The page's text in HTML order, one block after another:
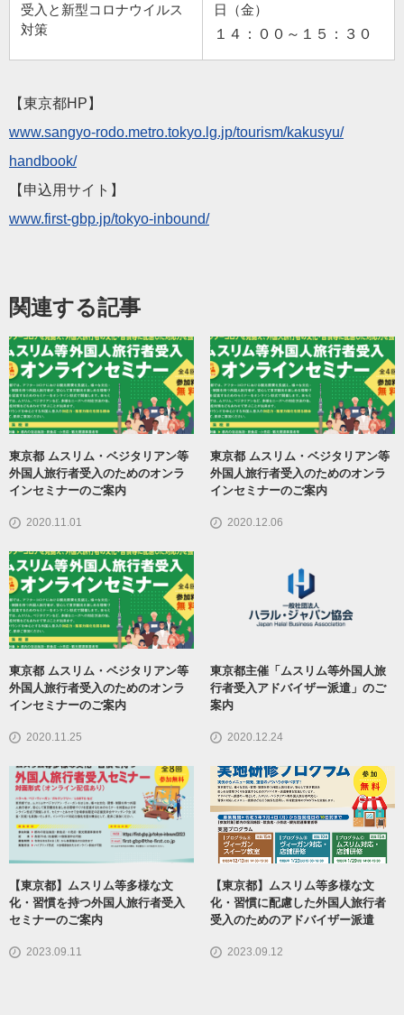
受入と新型コロナウイルス
対策
日（金）
１４：００～１５：３０
【東京都HP】
www.sangyo-rodo.metro.tokyo.lg.jp/tourism/kakusyu/
handbook/
【申込用サイト】
www.first-gbp.jp/tokyo-inbound/
関連する記事
東京都 ムスリム・ベジタリアン等
外国人旅行者受入のためのオンラ
インセミナーのご案内
2020.11.01
東京都 ムスリム・ベジタリアン等
外国人旅行者受入のためのオンラ
インセミナーのご案内
2020.12.06
東京都 ムスリム・ベジタリアン等
外国人旅行者受入のためのオンラ
インセミナーのご案内
2020.11.25
東京都主催「ムスリム等外国人旅
行者受入アドバイザー派遣」のご
案内
2020.12.24
【東京都】ムスリム等多様な文
化・習慣を持つ外国人旅行者受入
セミナーのご案内
2023.09.11
【東京都】ムスリム等多様な文
化・習慣に配慮した外国人旅行者
受入のためのアドバイザー派遣
2023.09.12